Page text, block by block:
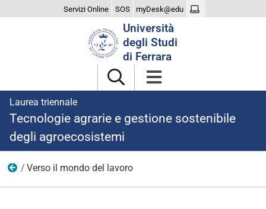
Servizi Online SOS myDesk@edu
Università
degli Studi
di Ferrara
Laurea triennale
Tecnologie agrarie e gestione sostenibile
degli agroecosistemi
Dopo la laurea
Verso il mondo del lavoro